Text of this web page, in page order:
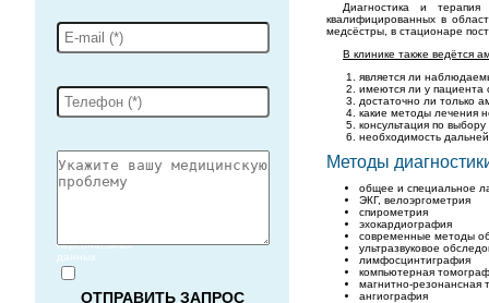
персональных
данных
Диагностика и
квалифицированных в
медсёстры, в стационаре
В клинике также ведётся
является ли
имеются ли у пациента
достаточно ли только
какие методы лечения
консультация по
необходимость
Методы
общее и специальное
ЭКГ, велоэргометрия
спирометрия
эхокардиография
современные методы
ультразвуковое
лимфосцинтиграфия
компьютерная
магнитно-резонансная
ангиография